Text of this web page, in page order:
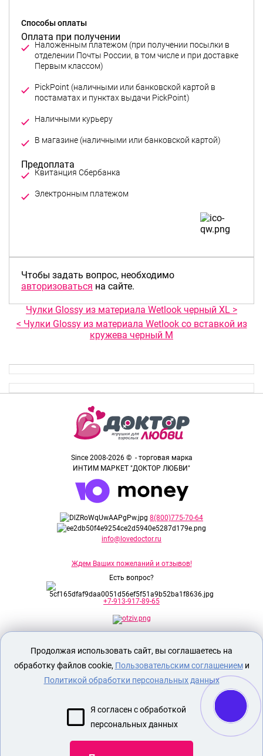
Способы оплаты
Оплата при получении
Предоплата
Чтобы задать вопрос, необходимо
авторизоваться на сайте.
Чулки Glossy из материала Wetlook черный XL >
< Чулки Glossy из материала Wetlook со вставкой из
кружева черный М
Since 2008-2026 © - торговая марка
ИНТИМ МАРКЕТ "ДОКТОР ЛЮБВИ"
8(800)775-70-64
info@lovedoctor.ru
Ждем Ваших пожеланий и отзывов!
Есть вопрос?
+7-913-917-89-65
Секс шоп Доктор Любви
исключительно для лиц старше 18 лет!
Евразийского соответствия.
ОПЛАТА И ДОСТАВКА
СЕКС ИГРУШКИ
Продолжая использовать сайт, вы соглашаетесь на
обработку файлов cookie, Пользовательским соглашениеми
Политикой обработки персональных данных
Я согласен с обработкой
персональных данных